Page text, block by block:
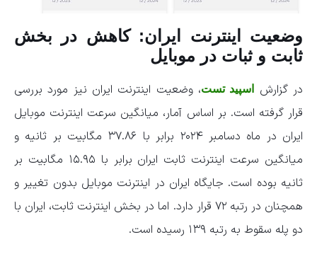
وضعیت اینترنت ایران: کاهش در بخش
ثابت و ثبات در موبایل
در گزارش اسپید تست، وضعیت اینترنت ایران نیز مورد بررسی
قرار گرفته است. بر اساس آمار، میانگین سرعت اینترنت موبایل
ایران در ماه دسامبر ۲۰۲۴ برابر با ۳۷.۸۶ مگابیت بر ثانیه و
میانگین سرعت اینترنت ثابت ایران برابر با ۱۵.۹۵ مگابیت بر
ثانیه بوده است. جایگاه ایران در اینترنت موبایل بدون تغییر و
همچنان در رتبه ۷۲ قرار دارد. اما در بخش اینترنت ثابت، ایران با
دو پله سقوط به رتبه ۱۳۹ رسیده است.